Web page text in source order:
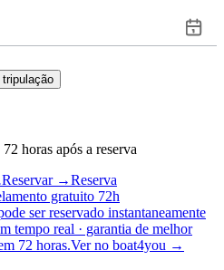
tripulação
horas após a reserva
Reservar →Reserva
gratuito 72h
ser reservado instantaneamente
tempo real · garantia de melhor
72 horas.Ver no boat4you →